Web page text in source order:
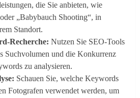
die Sie anbieten, wie
„Babybauch Shooting“, in
Standort.
Recherche: Nutzen Sie SEO-Tools
Suchvolumen und die Konkurrenz
zu analysieren.
Schauen Sie, welche Keywords
Fotografen verwendet werden, um